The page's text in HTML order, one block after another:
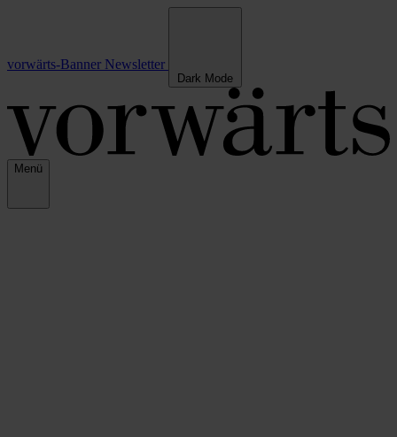
vorwärts-Banner Newsletter
Dark Mode
Menü